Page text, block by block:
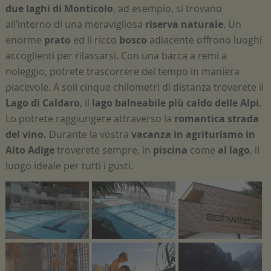
due laghi di Monticolo, ad esempio, si trovano
all’interno di una meravigliosa riserva naturale. Un
enorme prato ed il ricco bosco adiacente offrono luoghi
accoglienti per rilassarsi. Con una barca a remi a
noleggio, potrete trascorrere del tempo in maniera
piacevole. A soli cinque chilometri di distanza troverete il
Lago di Caldaro, il lago balneabilepiù caldo delle Alpi.
Lo potrete raggiungere attraverso la romantica strada
del vino. Durante la vostra vacanza in agriturismo in
Alto Adigetroverete sempre, in piscina come al lago, il
luogo ideale per tutti i gusti.